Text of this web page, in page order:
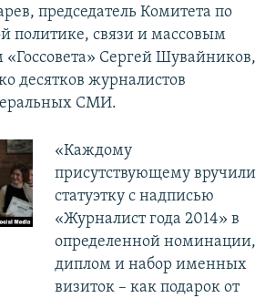
председатель Комитета по
политике, связи и массовым
Сергей Шувайников,
десятков журналистов
СМИ.
«Каждому
присутствующему вручили
статуэтку с надписью
«Журналист года 2014» в
определенной номинации,
диплом и набор именных
визиток – как подарок от